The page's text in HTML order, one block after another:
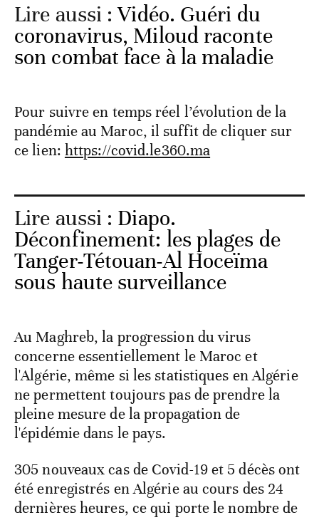
Lire aussi :Vidéo. Guéri du
coronavirus, Miloud raconte
son combat face à la maladie
Pour suivre en temps réel l’évolution de la
pandémie au Maroc, il suffit de cliquer sur
ce lien: https://covid.le360.ma
Lire aussi : Diapo.
Déconfinement: les plages de
Tanger-Tétouan-Al Hoceïma
sous haute surveillance
Au Maghreb, la progression du virus
concerne essentiellement le Maroc et
l'Algérie, même si les statistiques en Algérie
ne permettent toujours pas de prendre la
pleine mesure de la propagation de
l'épidémie dans le pays.
305 nouveaux cas de Covid-19 et 5 décès ont
été enregistrés en Algérie au cours des 24
dernières heures, ce qui porte le nombre de